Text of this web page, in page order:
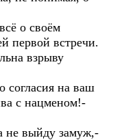
о своём
первой встречи.
взрыву
согласия на ваш
с нацменом!-
не выйду замуж,-